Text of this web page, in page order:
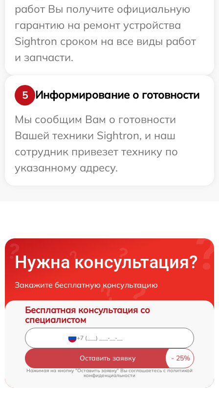
работ Вы получите официальную
гарантию на ремонт устройства
Sightron сроком на все виды работ
и запчасти.
5
Информирование о готовности
Мы сообщим Вам о готовности
Вашей техники Sightron, и наш
сотрудник привезет технику по
указанному адресу.
Нужна консультация?
Закажите бесплатную консультацию
Бесплатная консультация со
специалистом
Оставить заявку
Нажимая на кнопку "Оставить заявку" Вы соглашаетесь cполитикой
конфиденциальности